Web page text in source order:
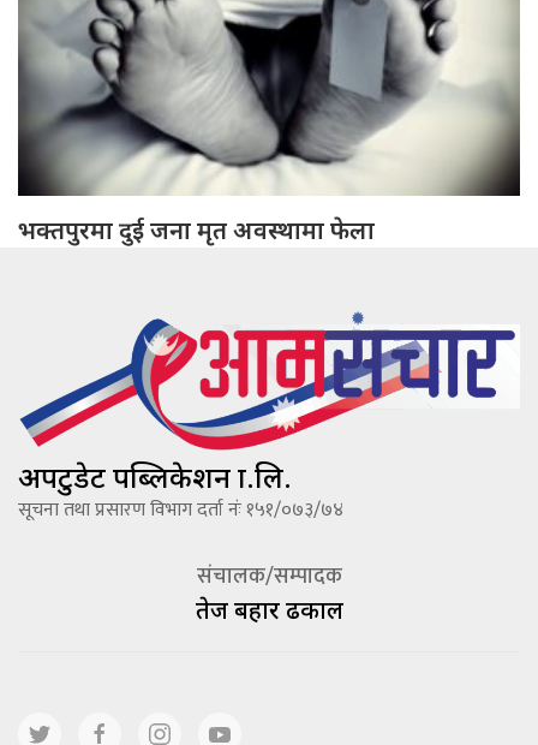
भक्तपुरमा दुई जना मृत अवस्थामा फेला
अपटुडेट पब्लिकेशन प्रा.लि.
सूचना तथा प्रसारण विभाग दर्ता नंः १५१/०७३/७४
संचालक/सम्पादक
तेज बहादूर ढकाल